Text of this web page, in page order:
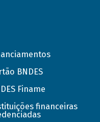
BNDES
Finame
financeiras